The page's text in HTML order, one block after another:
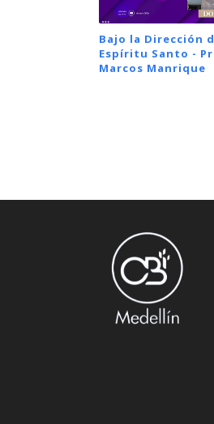
Bajo la Dirección
Espíritu Santo -
Marcos Manrique